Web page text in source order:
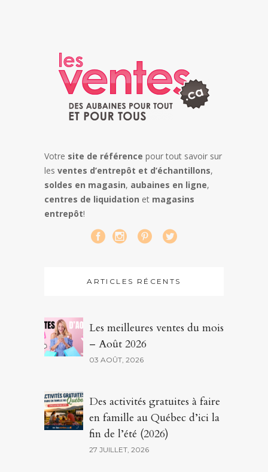
Votre site de référence pour tout savoir sur
les ventes d’entrepôt et d’échantillons,
soldes en magasin, aubaines en ligne,
centres de liquidation et magasins
entrepôt!
ARTICLES RÉCENTS
Les meilleures ventes du mois
– Août 2026
03 AOÛT, 2026
Des activités gratuites à faire
en famille au Québec d’ici la
fin de l’été (2026)
27 JUILLET, 2026